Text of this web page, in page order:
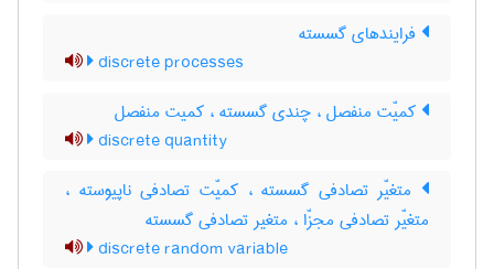
فرایندهای گسسته
discrete processes
کمیّت منفصل ، چندی گسسته ، کمیت منفصل
discrete quantity
متغیّر تصادفی گسسته ، کمیّت تصادفی ناپیوسته ،
متغیّر تصادفی مجزّا ، متغیر تصادفی گسسته
discrete random variable